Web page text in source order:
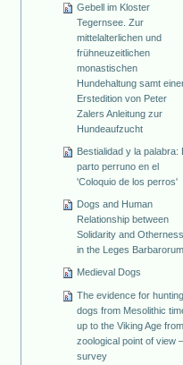
Gebell im Kloster
Tegernsee. Zur
mittelalterlichen und
frühneuzeitlichen
monastischen
Hundehaltung samt
Erstedition von Peter
Zalers Anleitung zur
Hundeaufzucht
Bestialidad y la palabra:
parto perruno en el
'Coloquio de los perros'
Dogs and Human
Relationship between
Solidarity and Otherness
in the Leges Barbarorum
Medieval Dogs
The evidence for hunting
dogs from Mesolithic
up to the Viking Age
zoological point of view
survey